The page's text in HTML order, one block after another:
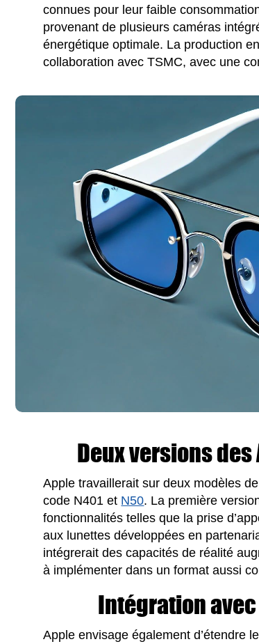
connues pour leur faible
provenant de plusieurs caméras
énergétique optimale. La production
collaboration avec TSMC, avec une
Deux versions
Apple travaillerait sur deux modèles
code N401 et N50. La première
fonctionnalités telles que la prise
aux lunettes développées en
intégrerait des capacités de réalité
à implémenter dans un format aussi
Intégration
Apple envisage également d’étendre